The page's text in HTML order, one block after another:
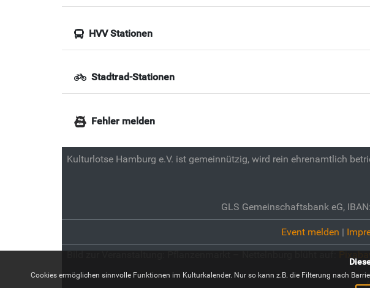
HVV Stationen
Stadtrad-Stationen
Fehler melden
Kulturlotse Hamburg e.V. ist gemeinnützig, wird rein ehrenamtlich
GLS Gemeinschaftsbank eG,
Event melden |
Bild zur Veranstaltung:Pflanzenmarkt – Nettelnburg blüht auf:
Cookies ermöglichen sinnvolle Funktionen im Kulturkalender. Nur so kann z.B. die Filterung nach